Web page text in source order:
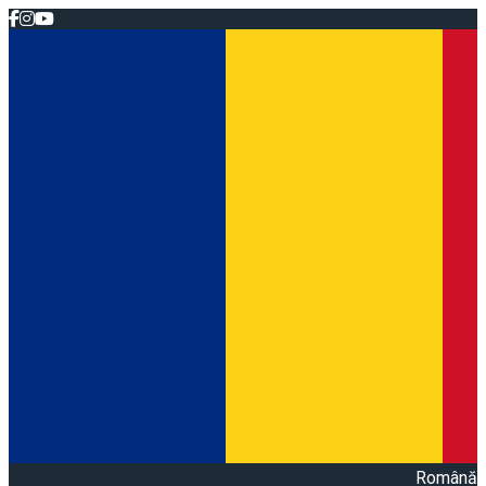
Română